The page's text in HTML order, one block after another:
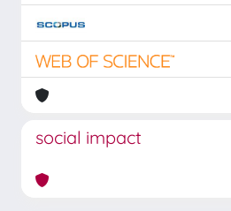
social impact